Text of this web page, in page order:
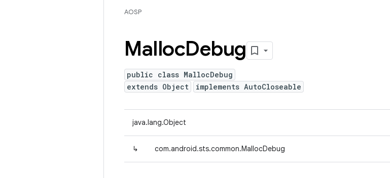
AOSP
MallocDebug
public class MallocDebug
extends Object
implements AutoCloseable
java.lang.Object
↳ com.android.sts.common.MallocDebug